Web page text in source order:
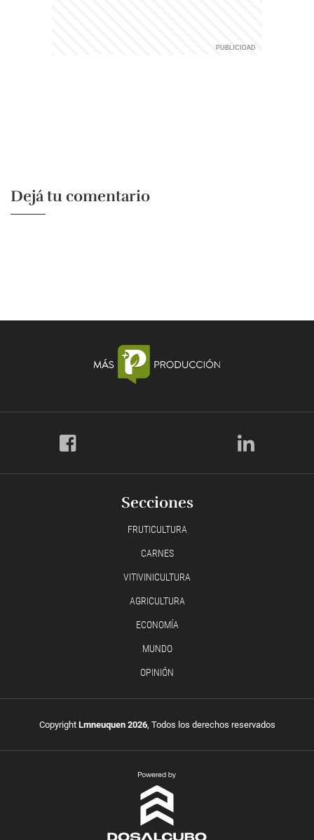
Dejá tu comentario
Secciones
FRUTICULTURA
CARNES
VITIVINICULTURA
AGRICULTURA
ECONOMÍA
MUNDO
OPINIÓN
Copyright Lmneuquen 2026, Todos los derechos reservados